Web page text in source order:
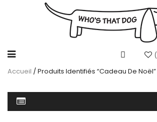
(
Accueil / Produits Identifiés “cadeau De Noël”